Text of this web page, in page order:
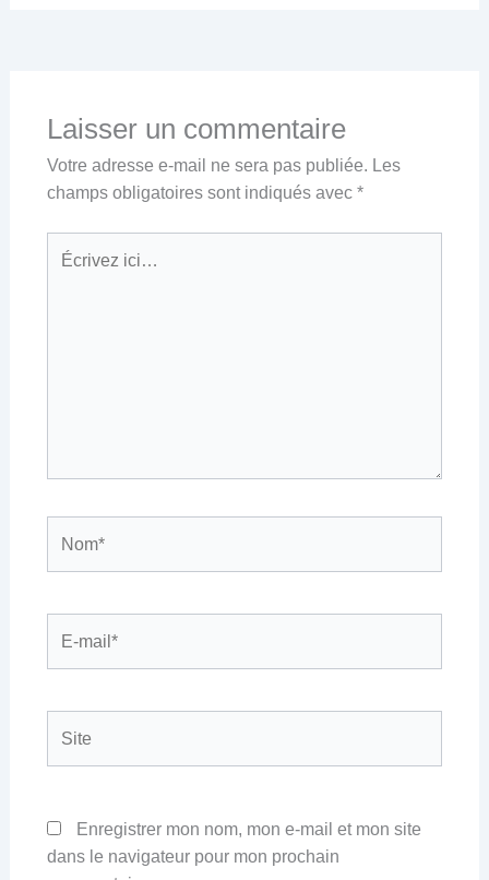
Laisser un commentaire
Votre adresse e-mail ne sera pas publiée. Les
champs obligatoires sont indiqués avec *
ici…
mail*
Enregistrer mon nom, mon e-mail et mon site
dans le navigateur pour mon prochain